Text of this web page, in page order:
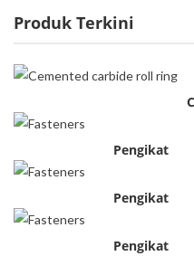
Produk Terkini
Pengikat
Pengikat
Pengikat